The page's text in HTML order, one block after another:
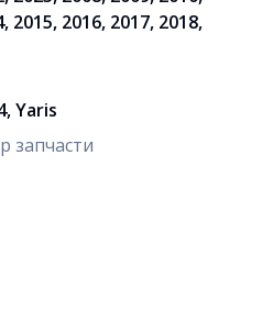
2015, 2016, 2017, 2018,
Yaris
запчасти